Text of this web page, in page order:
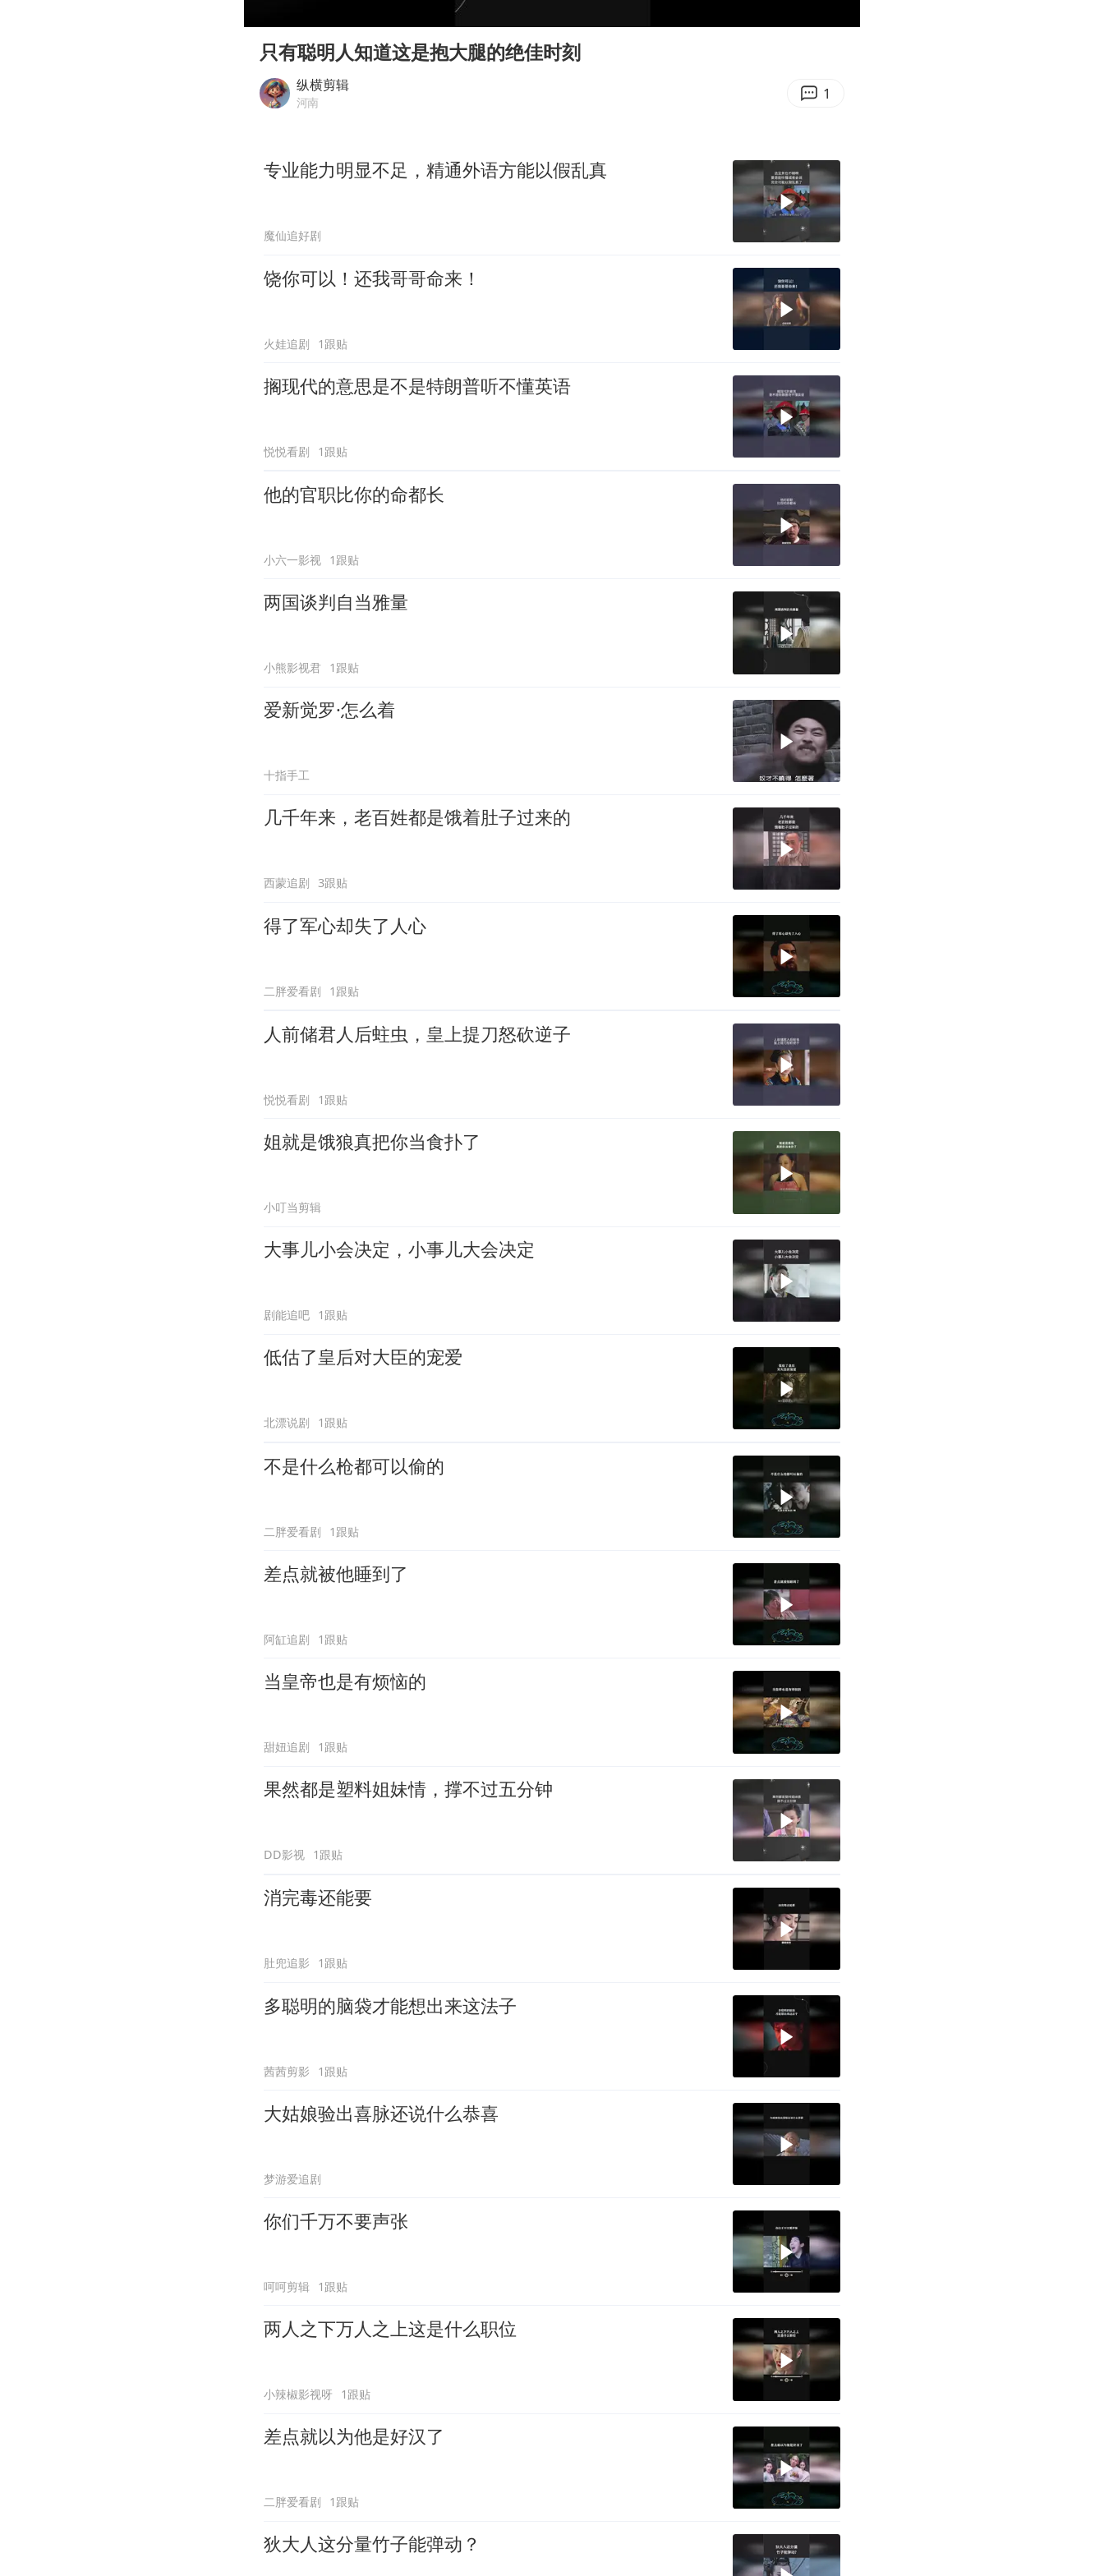
80后女柜员逆袭成4200亿银行副行长
24小时不关空调 电费会更低吗
奋进开新局 实干挑大梁
只有聪明人知道这是抱大腿的绝佳时刻
纵横剪辑
河南 1
专业能力明显不足，精通外语方能以假乱真
魔仙追好剧
饶你可以！还我哥哥命来！
火娃追剧 1跟贴
搁现代的意思是不是特朗普听不懂英语
悦悦看剧 1跟贴
他的官职比你的命都长
小六一影视 1跟贴
两国谈判自当雅量
小熊影视君 1跟贴
爱新觉罗·怎么着
十指手工
几千年来，老百姓都是饿着肚子过来的
西蒙追剧 3跟贴
得了军心却失了人心
二胖爱看剧 1跟贴
人前储君人后蛀虫，皇上提刀怒砍逆子
悦悦看剧 1跟贴
姐就是饿狼真把你当食扑了
小叮当剪辑
大事儿小会决定，小事儿大会决定
剧能追吧 1跟贴
低估了皇后对大臣的宠爱
北漂说剧 1跟贴
不是什么枪都可以偷的
二胖爱看剧 1跟贴
差点就被他睡到了
阿缸追剧 1跟贴
当皇帝也是有烦恼的
甜妞追剧 1跟贴
果然都是塑料姐妹情，撑不过五分钟
DD影视 1跟贴
消完毒还能要
肚兜追影 1跟贴
多聪明的脑袋才能想出来这法子
茜茜剪影 1跟贴
大姑娘验出喜脉还说什么恭喜
梦游爱追剧
你们千万不要声张
呵呵剪辑 1跟贴
两人之下万人之上这是什么职位
小辣椒影视呀 1跟贴
差点就以为他是好汉了
二胖爱看剧 1跟贴
狄大人这分量竹子能弹动？